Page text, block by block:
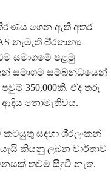
ගෙන ඇති අතර
නැමැති බි‍්‍රතාන්‍ය
සමාගමේ පළමු
සමාගම සම්බන්ධයෙන්
350,000කි. ඒද තරු
නොමැතිවය.
සඳහා ශී‍්‍රලංකන්
කියනු ලබන වාර්තාව
තවම සිදුවී නැත.